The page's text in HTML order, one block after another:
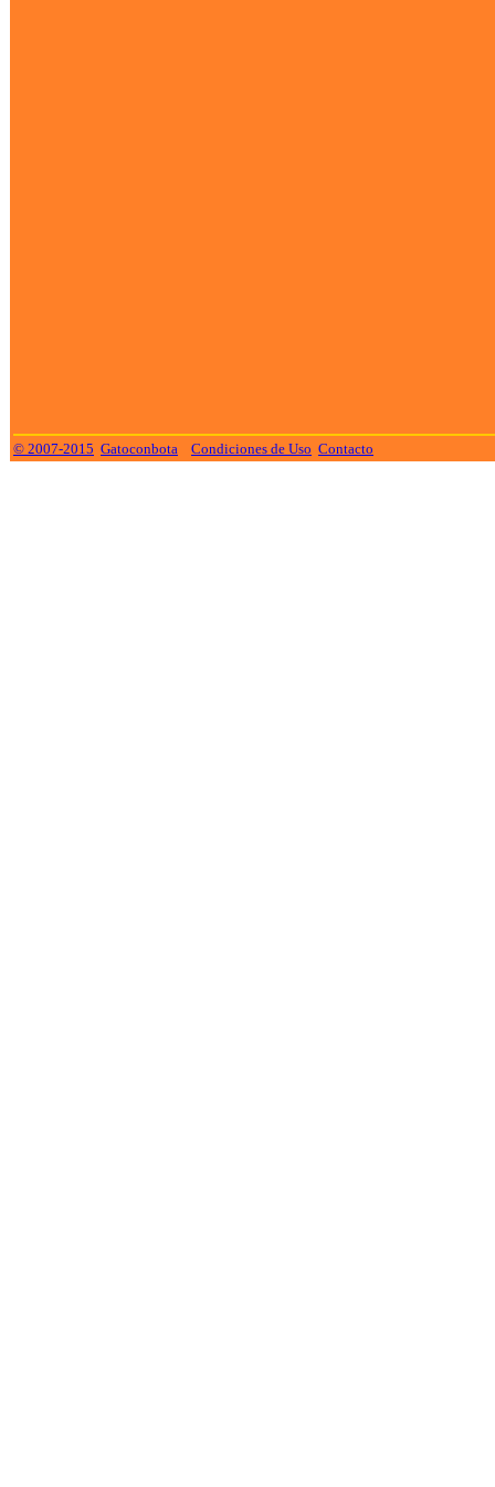
© 2007-2015 Gatoconbota Condiciones de Uso Contacto